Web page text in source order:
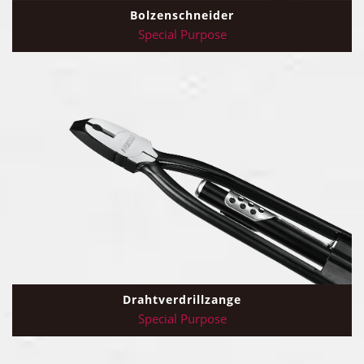
Bolzenschneider
Special Purpose
Drahtverdrillzange
Special Purpose